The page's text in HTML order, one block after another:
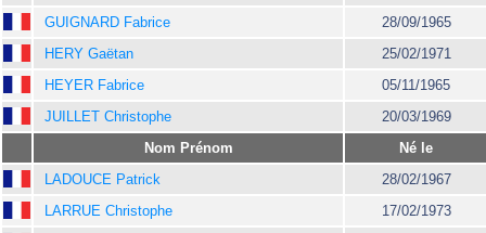
GUIGNARD Fabrice
28/09/1965
HERY Gaëtan
25/02/1971
HEYER Fabrice
05/11/1965
JUILLET Christophe
20/03/1969
Nom Prénom
Né le
LADOUCE Patrick
28/02/1967
LARRUE Christophe
17/02/1973